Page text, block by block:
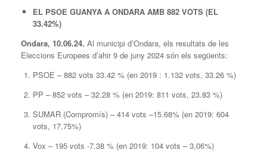
EL PSOE GUANYA A ONDARA AMB 882 VOTS (EL
33.42%)
Ondara, 10.06.24. Al municipi d’Ondara, els resultats de les
Eleccions Europees d’ahir 9 de juny 2024 són els següents:
PSOE – 882 vots 33.42 % (en 2019 : 1.132 vots, 33.26 %)
PP – 852 vots – 32.28 % (en 2019: 811 vots, 23.83 %)
SUMAR (Compromís) – 414 vots –15.68% (en 2019: 604
vots, 17,75%)
Vox – 195 vots -7.38 % (en 2019: 104 vots – 3,06%)